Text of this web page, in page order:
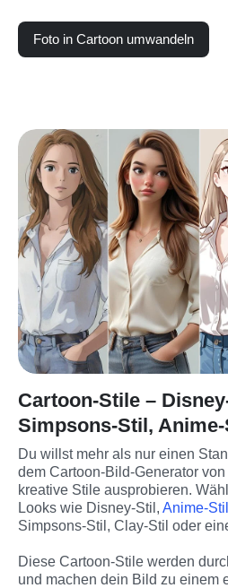
Foto in Cartoon umwandeln
Cartoon-Stile –
Simpsons-Stil,
Du willst mehr als nur einen
dem Cartoon-Bild-Generator
kreative Stile ausprobieren.
Looks wie Disney-Stil, Anime-Stil
Simpsons-Stil, Clay-Stil oder
Diese Cartoon-Stile werden
und machen dein Bild zu einem